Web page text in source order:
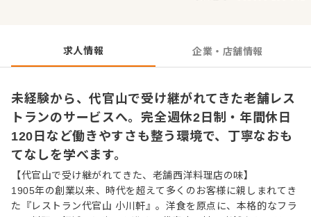
ランの接客に興味がある方、人と接する仕事を丁寧に学び
たい方をお待ちしています。
求人情報 企業・店舗情報
未経験から、代官山で受け継がれてきた老舗レス
トランのサービスへ。完全週休2日制・年間休日
120日など働きやすさも整う環境で、丁寧なおも
てなしを学べます。
【代官山で受け継がれてきた、老舗西洋料理店の味】
1905年の創業以来、時代を超えて多くのお客様に親しまれてき
た『レストラン代官山 小川軒』。洋食を原点に、本格的なフラ